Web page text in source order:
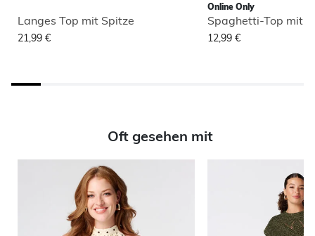
Langes Top mit Spitze
21,99 €
Online Only
Spaghetti-Top mit
12,99 €
Oft gesehen mit